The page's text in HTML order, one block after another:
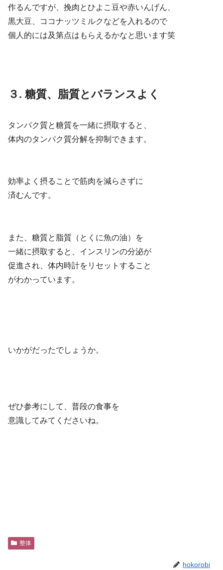
作るんですが、挽肉とひよこ豆や赤いんげん、
黒大豆、ココナッツミルクなどを入れるので
個人的には及第点はもらえるかなと思います笑
３. 糖質、脂質とバランスよく
タンパク質と糖質を一緒に摂取すると、
体内のタンパク質分解を抑制できます。
効率よく摂ることで筋肉を減らさずに
済むんです。
また、糖質と脂質（とくに魚の油）を
一緒に摂取すると、インスリンの分泌が
促進され、体内時計をリセットすること
がわかっています。
いかがだったでしょうか。
ぜひ参考にして、普段の食事を
意識してみてくださいね。
整体
hokorobi